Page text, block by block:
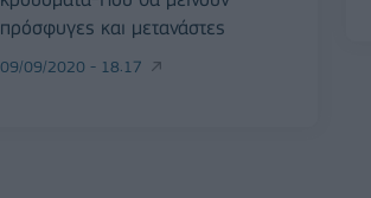
πρόσφυγες και μετανάστες
09/09/2020 - 18:17